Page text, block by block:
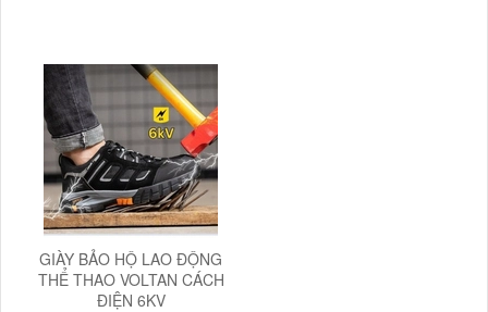
GIÀY BẢO HỘ LAO ĐỘNG
THỂ THAO VOLTAN CÁCH
ĐIỆN 6KV